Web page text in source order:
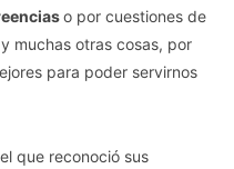
o por cuestiones de
muchas otras cosas, por
para poder servirnos
que reconoció sus